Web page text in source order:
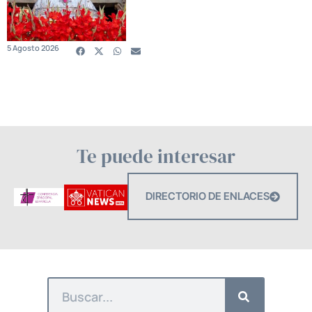
5 Agosto 2026
Te puede interesar
DIRECTORIO DE ENLACES